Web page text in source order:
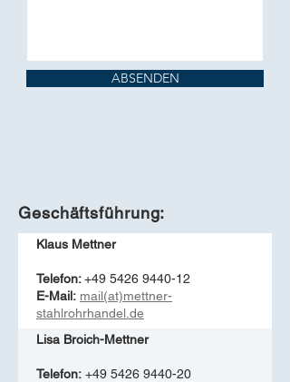
ABSENDEN
Geschäftsführung:
Klaus Mettner
Telefon:+49 5426 9440-12
E-Mail: mail(at)mettner-
stahlrohrhandel.de
Lisa Broich-Mettner
Telefon: +49 5426 9440-20